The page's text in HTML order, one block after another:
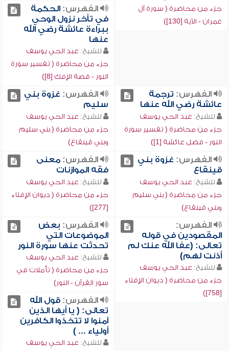
جزء من محاضرة ( سورة آل
عمران - الآية [130])
الفهرس:الحكمة
في تأخر نزول الوحي
ببراءة عائشة رضي الله
عنها
للشيخ: عبد الحي يوسف
جزء من محاضرة ( تفسير سورة
النور - قصة الإفك [8])
الفهرس: ترجمة
عائشة رضي الله عنها
للشيخ: عبد الحي يوسف
جزء من محاضرة ( تفسير سورة
النور - فضل عائشة [1])
الفهرس: غزوة بني
سليم
للشيخ: عبد الحي يوسف
جزء من محاضرة ( بني سليم
وبني قينقاع)
الفهرس: غزوة بني
قينقاع
للشيخ: عبد الحي يوسف
جزء من محاضرة ( بني سليم
وبني قينقاع)
الفهرس:معنى
فقه الموازنات
للشيخ: عبد الحي يوسف
جزء من محاضرة ( ديوان الإفتاء
[277])
الفهرس:
المقصودين في قوله
تعالى: (عفا الله عنك لم
أذنت لهم)
للشيخ: عبد الحي يوسف
جزء من محاضرة ( ديوان الإفتاء
[758])
الفهرس: بعض
الموضوعات التي
تحدثت عنها سورة النور
للشيخ: عبد الحي يوسف
جزء من محاضرة ( تأملات في
سور القرآن - النور)
الفهرس:قول الله
تعالى: ( يا أيها الذين
آمنوا لا تتخذوا الكافرين
أولياء ... )
للشيخ: عبد الحي يوسف